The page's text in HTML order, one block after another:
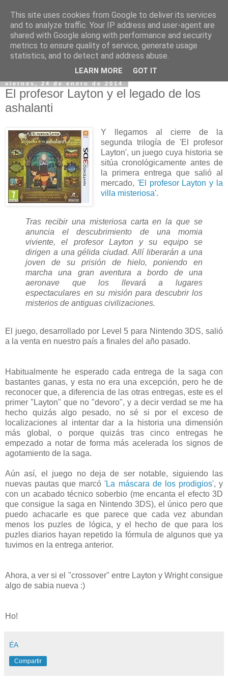
viernes, 24 de enero de 2014
El profesor Layton y el legado de los
ashalanti
Y llegamos al cierre de la
segunda trilogía de 'El profesor
Layton', un juego cuya historia se
sitúa cronológicamente antes de
la primera entrega que salió al
mercado, 'El profesor Layton y la
villa misteriosa'.
Tras recibir una misteriosa carta en la que se
anuncia el descubrimiento de una momia
viviente, el profesor Layton y su equipo se
dirigen a una gélida ciudad. Allí liberarán a una
joven de su prisión de hielo, poniendo en
marcha una gran aventura a bordo de una
aeronave que los llevará a lugares
espectaculares en su misión para descubrir los
misterios de antiguas civilizaciones.
El juego, desarrollado por Level 5 para Nintendo 3DS, salió
a la venta en nuestro país a finales del año pasado.
Habitualmente he esperado cada entrega de la saga con
bastantes ganas, y esta no era una excepción, pero he de
reconocer que, a diferencia de las otras entregas, este es el
primer "Layton" que no "devoro", y a decir verdad se me ha
hecho quizás algo pesado, no sé si por el exceso de
localizaciones al intentar dar a la historia una dimensión
más global, o porque quizás tras cinco entregas he
empezado a notar de forma más acelerada los signos de
agotamiento de la saga.
Aún así, el juego no deja de ser notable, siguiendo las
nuevas pautas que marcó 'La máscara de los prodigios', y
con un acabado técnico soberbio (me encanta el efecto 3D
que consigue la saga en Nintendo 3DS), el único pero que
puedo achacarle es que parece que cada vez abundan
menos los puzles de lógica, y el hecho de que para los
puzles diarios hayan repetido la fórmula de algunos que ya
tuvimos en la entrega anterior.
Ahora, a ver si el "crossover" entre Layton y Wright consigue
algo de sabia nueva :)
Ho!
ÉA
Compartir
This site uses cookies from Google to deliver its services
and to analyze traffic. Your IP address and user-agent are
shared with Google along with performance and security
metrics to ensure quality of service, generate usage
statistics, and to detect and address abuse.
LEARN MORE GOT IT